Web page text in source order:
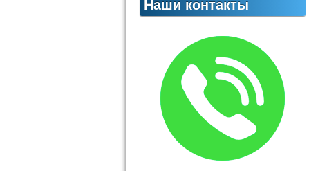
Наши контакты